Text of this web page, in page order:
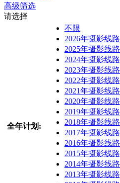
高级筛选
请选择
全年计划:
不限
2026年摄影线路
2025年摄影线路
2024年摄影线路
2023年摄影线路
2022年摄影线路
2021年摄影线路
2020年摄影线路
2019年摄影线路
2018年摄影线路
2017年摄影线路
2016年摄影线路
2015年摄影线路
2014年摄影线路
2013年摄影线路